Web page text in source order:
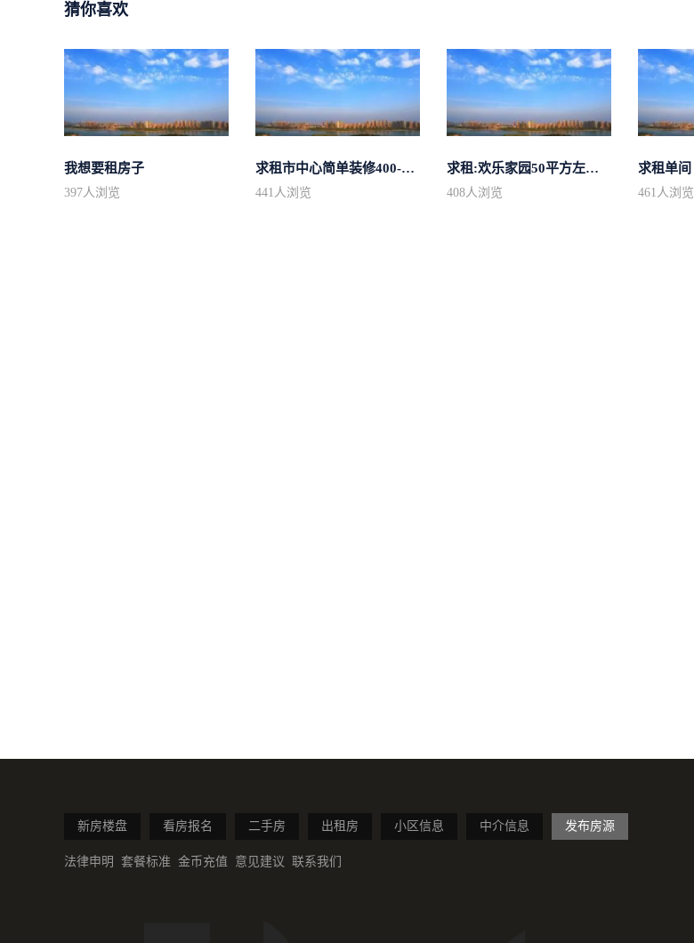
猜你喜欢
我想要租房子
397人浏览
求租市中心简单装修400-500
441人浏览
求租:欢乐家园50平方左右的单身公寓廉...
408人浏览
求租单间
461人浏览
新房楼盘 看房报名 二手房 出租房 小区信息 中介信息 发布房源
法律申明 套餐标准 金币充值 意见建议 联系我们